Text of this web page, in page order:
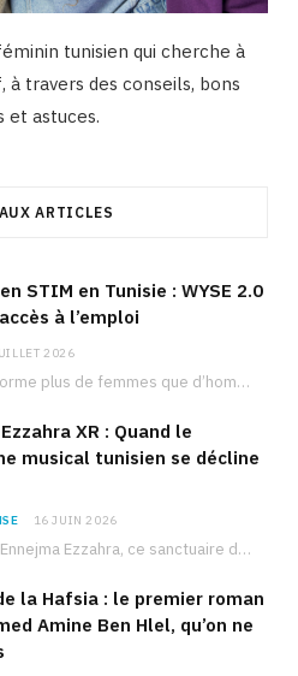
tunisien qui cherche à
à travers des conseils, bons
et astuces.
ARTICLES
STIM en Tunisie : WYSE 2.0
à l’emploi
2026
La Tunisie forme plus de femmes que d’hommes dans les filières scientifiques. Pourtant, pour beaucoup…
XR : Quand le
musical tunisien se décline
16 JUIN 2026
Le palais d’Ennejma Ezzahra, ce sanctuaire de la musique tunisienne et méditerranéenne construit par le…
la Hafsia : le premier roman
Amine Ben Hlel, qu’on ne